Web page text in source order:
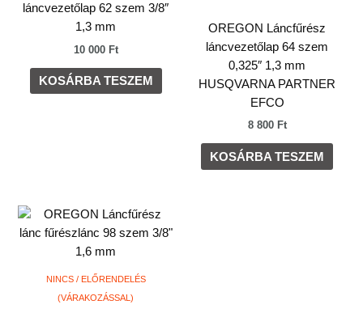
láncvezetőlap 62 szem 3/8″
1,3 mm
10 000 Ft
KOSÁRBA TESZEM
OREGON Láncfűrész
láncvezetőlap 64 szem
0,325″ 1,3 mm
HUSQVARNA PARTNER
EFCO
8 800 Ft
KOSÁRBA TESZEM
NINCS / ELŐRENDELÉS
(VÁRAKOZÁSSAL)